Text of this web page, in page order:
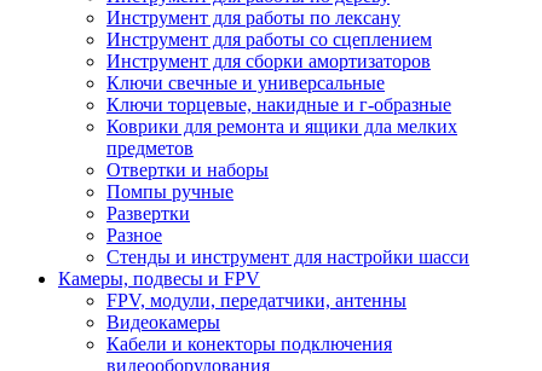
Инструмент для работы по лексану
Инструмент для работы со сцеплением
Инструмент для сборки амортизаторов
Ключи свечные и универсальные
Ключи торцевые, накидные и г-образные
Коврики для ремонта и ящики дла мелких
предметов
Отвертки и наборы
Помпы ручные
Развертки
Разное
Стенды и инструмент для настройки шасси
Камеры, подвесы и FPV
FPV, модули, передатчики, антенны
Видеокамеры
Кабели и конекторы подключения
видеооборудования